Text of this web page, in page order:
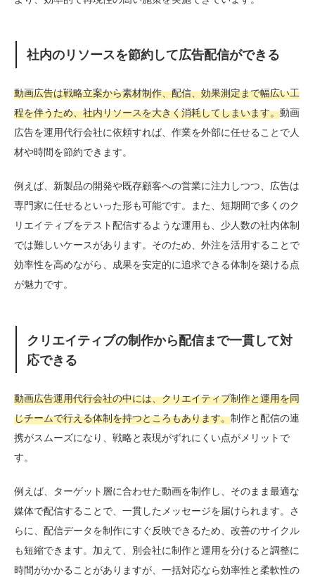
社内のリソースを節約して広告配信ができる
動画広告は戦略立案から素材制作、配信、効果測定まで幅広い工
程を伴うため、社内リソースを大きく消耗してしまいます。動画
広告を運用代行会社に依頼すれば、作業を外部に任せることで人
材や時間を節約できます。
例えば、新製品の開発や既存顧客への営業に注力しつつ、広告は
専門家に任せるといった形も可能です。また、短期間で多くのク
リエイティブをテスト配信するような運用も、少人数の社内体制
では難しいケースがあります。そのため、外注を活用することで
効率性を高めながら、成果を安定的に追求できる体制を築ける点
が魅力です。
クリエイティブの制作から配信まで一貫して対
応できる
動画広告運用代行会社の中には、クリエイティブ制作と運用を同
じチームで行える体制を持つところもあります。制作と配信の連
携がスムーズになり、戦略と表現がずれにくい点がメリットで
す。
例えば、ターゲット層に合わせた動画を制作し、そのまま最適な
媒体で配信することで、一貫したメッセージを届けられます。さ
らに、配信データを制作にすぐ反映できるため、改善のサイクル
も短縮できます。加えて、別会社に制作と運用を分けると調整に
時間がかかることがありますが、一括対応なら効率性と柔軟性の